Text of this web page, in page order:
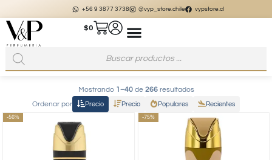
+56 9 3877 3738 @vyp_store.chile vypstore.cl
$0
Mostrando 1–40de 266resultados
Ordenar por
Precio Precio Populares Recientes
-56% -75%